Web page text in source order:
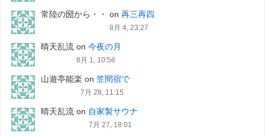
常陸の圀から・・ on 再三再四
8月 4, 23:27
晴天乱流on 今夜の月
8月 1, 10:56
山遊亭能楽 on 笠間宿で
7月 28, 11:15
晴天乱流on 自家製サウナ
7月 27, 18:01